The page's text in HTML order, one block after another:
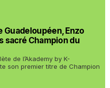
Guadeloupéen, Enzo
sacré Champion du
de l’Akademy by K-
son premier titre de Champion